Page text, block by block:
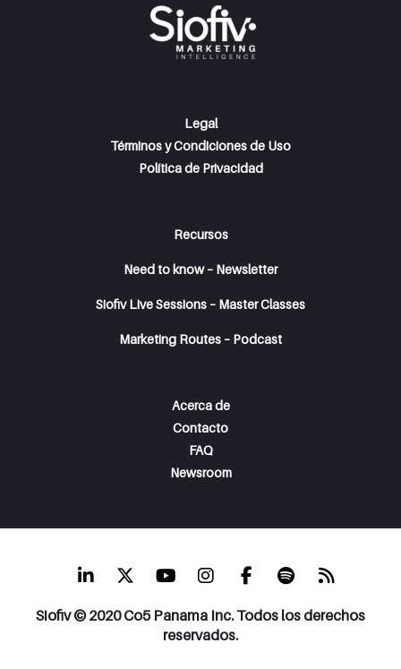
Legal
Términos y Condiciones de Uso
Política de Privacidad
Recursos
Need to know – Newsletter
Siofiv Live Sessions – Master Classes
Marketing Routes – Podcast
Acerca de
Contacto
FAQ
Newsroom
Siofiv © 2020 Co5 Panama Inc. Todos los derechos
reservados.